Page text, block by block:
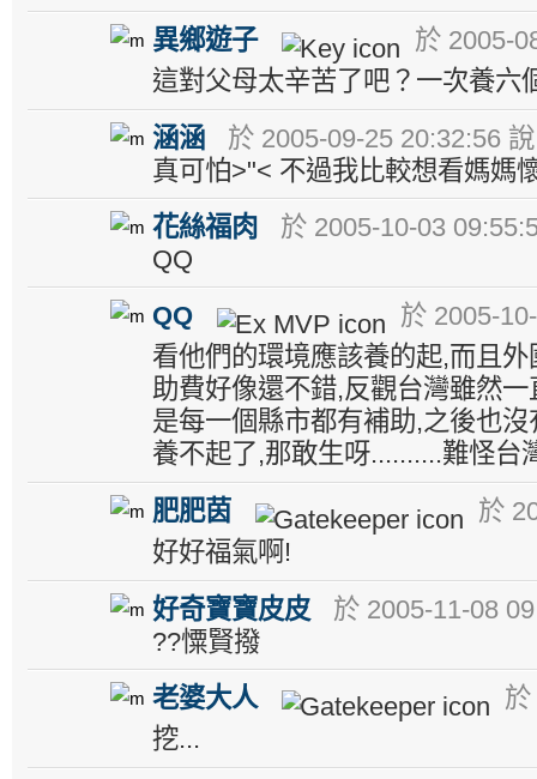
異鄉遊子
於 2005-
這對父母太辛苦了吧？一次養六
涵涵
於 2005-09-25 20:32:56 說
真可怕>"< 不過我比較想看媽媽
花絲福肉
於 2005-10-03
QQ
QQ
於 2005-
看他們的環境應該養的起,而且
助費好像還不錯,反觀台灣雖然
是每一個縣市都有補助,之後也
養不起了,那敢生呀..........難怪台
肥肥茵
於
好好福氣啊!
好奇寶寶皮皮
於 2005-11-08
??憟賢撥
老婆大人
挖...